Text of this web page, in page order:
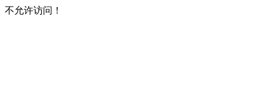
不允许访问！